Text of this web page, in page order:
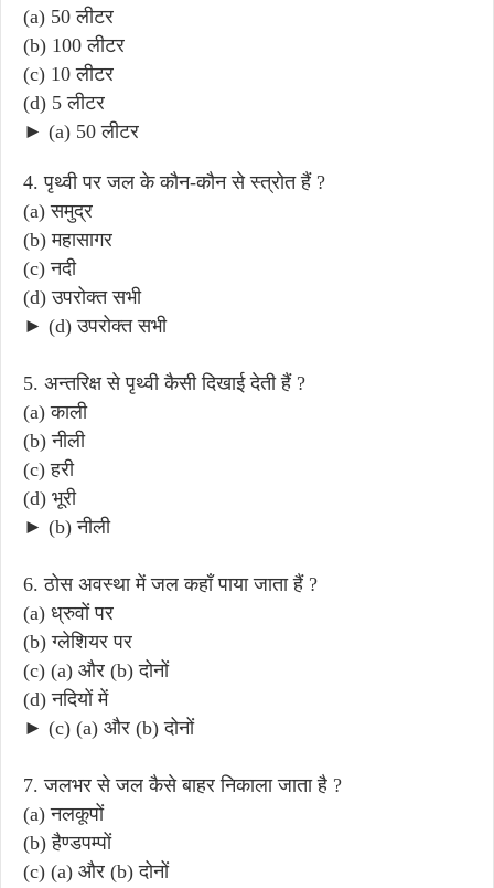
(a) 50 लीटर
(b) 100 लीटर
(c) 10 लीटर
(d) 5 लीटर
► (a) 50 लीटर
4. पृथ्वी पर जल के कौन-कौन से स्त्रोत हैं ?
(a) समुद्र
(b) महासागर
(c) नदी
(d) उपरोक्त सभी
► (d) उपरोक्त सभी
5. अन्तरिक्ष से पृथ्वी कैसी दिखाई देती हैं ?
(a) काली
(b) नीली
(c) हरी
(d) भूरी
► (b) नीली
6. ठोस अवस्था में जल कहाँ पाया जाता हैं ?
(a) ध्रुवों पर
(b) ग्लेशियर पर
(c) (a) और (b) दोनों
(d) नदियों में
► (c) (a) और (b) दोनों
7. जलभर से जल कैसे बाहर निकाला जाता है ?
(a) नलकूपों
(b) हैण्डपम्पों
(c) (a) और (b) दोनों